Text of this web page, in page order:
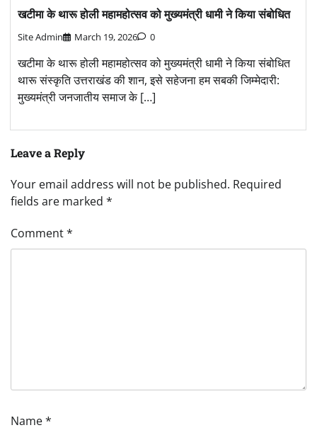
खटीमा के थारू होली महामहोत्सव को मुख्यमंत्री धामी ने किया संबोधित
Site Admin March 19, 2026 0
खटीमा के थारू होली महामहोत्सव को मुख्यमंत्री धामी ने किया संबोधित
थारू संस्कृति उत्तराखंड की शान, इसे सहेजना हम सबकी जिम्मेदारी:
मुख्यमंत्री जनजातीय समाज के […]
Leave a Reply
Your email address will not be published. Required
fields are marked *
Comment*
Name*